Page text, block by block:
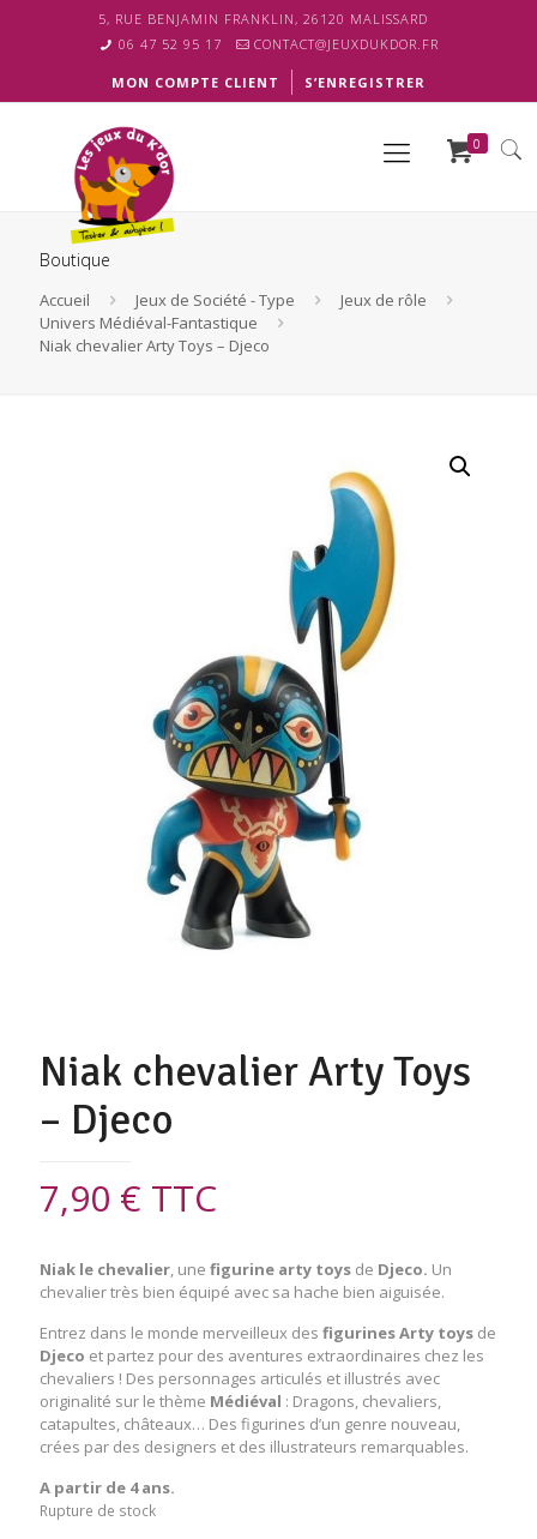
5, RUE BENJAMIN FRANKLIN, 26120 MALISSARD
06 47 52 95 17
CONTACT@JEUXDUKDOR.FR
MON COMPTE CLIENT S’ENREGISTRER
0
Boutique
Accueil Jeux de Société - Type
Jeux de rôle
Univers Médiéval-Fantastique
Niak chevalier Arty Toys – Djeco
Niak chevalier Arty Toys
– Djeco
7,90 € TTC
Niak le chevalier, une figurine arty toys de Djeco. Un
chevalier très bien équipé avec sa hache bien aiguisée.
Entrez dans le monde merveilleux des figurines Arty toys de
Djeco et partez pour des aventures extraordinaires chez les
chevaliers ! Des personnages articulés et illustrés avec
originalité sur le thème Médiéval : Dragons, chevaliers,
catapultes, châteaux… Des figurines d’un genre nouveau,
crées par des designers et des illustrateurs remarquables.
A partir de 4 ans.
Rupture de stock